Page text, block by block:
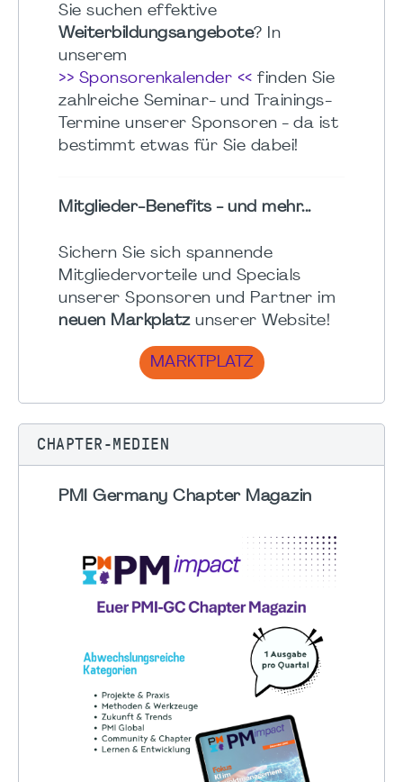
Sie suchen effektive
Weiterbildungsangebote? In
unserem
>> Sponsorenkalender << finden Sie
zahlreiche Seminar- und Trainings-
Termine unserer Sponsoren - da ist
bestimmt etwas für Sie dabei!
Mitglieder-Benefits - und mehr...
Sichern Sie sich spannende
Mitgliedervorteile und Specials
unserer Sponsoren und Partner im
neuen Markplatzunserer Website!
MARKTPLATZ
CHAPTER-MEDIEN
PMI Germany Chapter Magazin